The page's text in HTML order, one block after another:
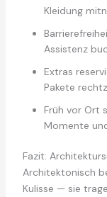
Kleidung
Assistenz
Extras
Pakete
Früh vor Ort
Momente
Fazit:
Architektonisch
Kulisse — sie